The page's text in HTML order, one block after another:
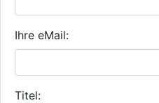
Ihre eMail:
Titel: